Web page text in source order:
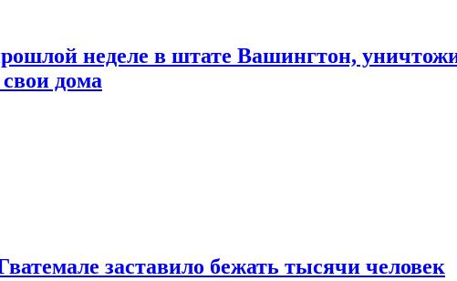
неделе в штате Вашингтон,
дома
заставило бежать тысячи человек